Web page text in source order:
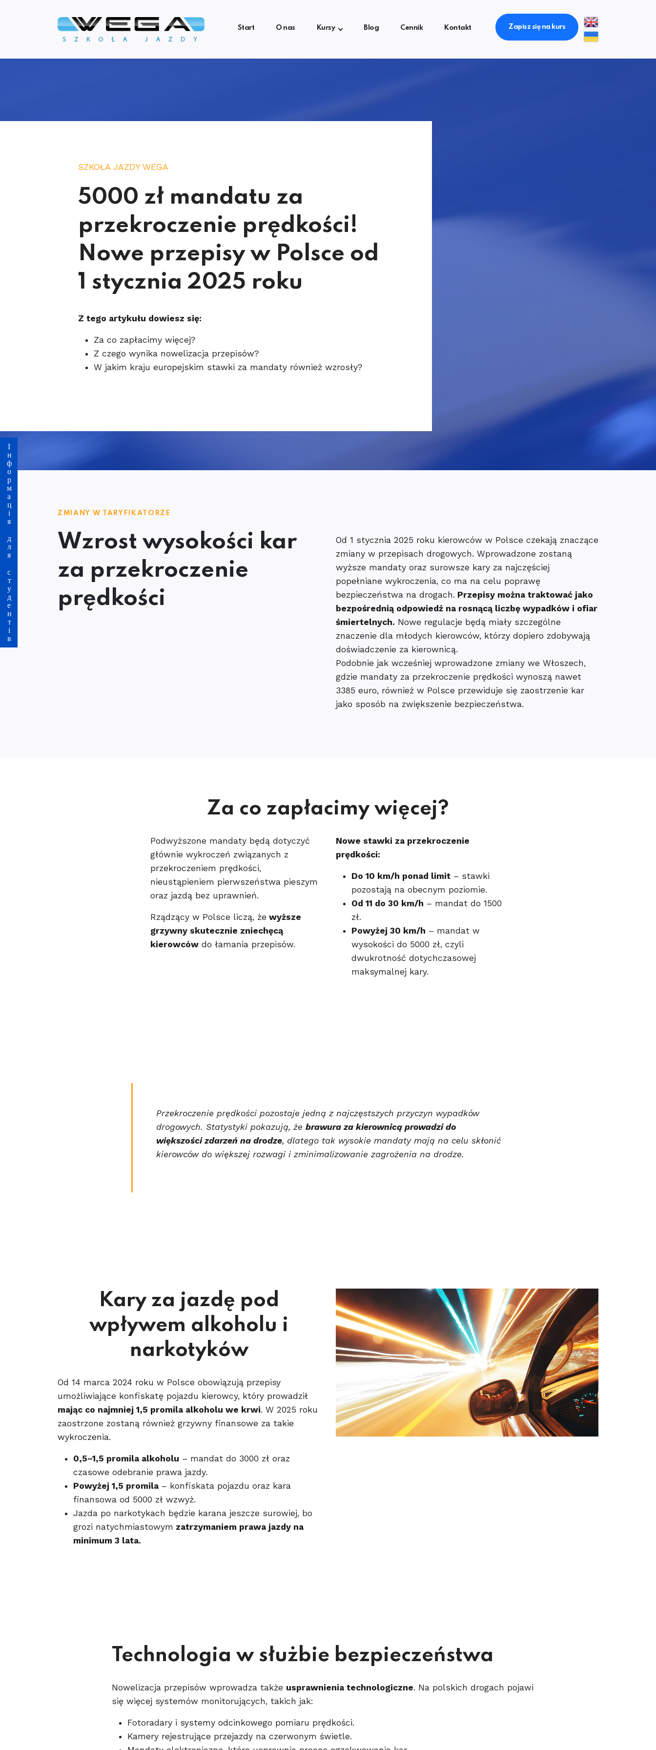
Start O nas Kursy Blog Cennik Kontakt Zapisz się na kurs
SZKOŁA JAZDY WEGA
5000 zł mandatu za
przekroczenie prędkości!
Nowe przepisy w Polsce od
1 stycznia 2025 roku
Z tego artykułu dowiesz się:
Za co zapłacimy więcej?
Z czego wynika nowelizacja przepisów?
W jakim kraju europejskim stawki za mandaty również wzrosły?
ZMIANY W TARYFIKATORZE
Wzrost wysokości kar
za przekroczenie
prędkości
Od 1 stycznia 2025 roku kierowców w Polsce czekają znaczące
zmiany w przepisach drogowych. Wprowadzone zostaną
wyższe mandaty oraz surowsze kary za najczęściej
popełniane wykroczenia, co ma na celu poprawę
bezpieczeństwa na drogach. Przepisy można traktować jako
bezpośrednią odpowiedź na rosnącą liczbę wypadków i ofiar
śmiertelnych. Nowe regulacje będą miały szczególne
znaczenie dla młodych kierowców, którzy dopiero zdobywają
doświadczenie za kierownicą.
Podobnie jak wcześniej wprowadzone zmiany we Włoszech,
gdzie mandaty za przekroczenie prędkości wynoszą nawet
3385 euro, również w Polsce przewiduje się zaostrzenie kar
jako sposób na zwiększenie bezpieczeństwa.
Za co zapłacimy więcej?
Podwyższone mandaty będą dotyczyć
głównie wykroczeń związanych z
przekroczeniem prędkości,
nieustąpieniem pierwszeństwa pieszym
oraz jazdą bez uprawnień.
Rządzący w Polsce liczą, że wyższe
grzywny skutecznie zniechęcą
kierowców do łamania przepisów.
Nowe stawki za przekroczenie
prędkości:
Do 10 km/h ponad limit – stawki
pozostają na obecnym poziomie.
Od 11 do 30 km/h – mandat do 1500
zł.
Powyżej 30 km/h – mandat w
wysokości do 5000 zł, czyli
dwukrotność dotychczasowej
maksymalnej kary.
Przekroczenie prędkości pozostaje jedną z najczęstszych przyczyn wypadków
drogowych. Statystyki pokazują, żebrawura za kierownicą prowadzi do
większości zdarzeń na drodze, dlatego tak wysokie mandaty mają na celu skłonić
kierowców do większej rozwagi i zminimalizowanie zagrożenia na drodze.
Kary za jazdę pod
wpływem alkoholu i
narkotyków
Od 14 marca 2024 roku w Polsce obowiązują przepisy
umożliwiające konfiskatę pojazdu kierowcy, który prowadził
mając co najmniej 1,5 promila alkoholu we krwi. W 2025 roku
zaostrzone zostaną również grzywny finansowe za takie
wykroczenia.
0,5–1,5 promila alkoholu – mandat do 3000 zł oraz
czasowe odebranie prawa jazdy.
Powyżej 1,5 promila – konfiskata pojazdu oraz kara
finansowa od 5000 zł wzwyż.
Jazda po narkotykach będzie karana jeszcze surowiej, bo
grozi natychmiastowym zatrzymaniem prawa jazdy na
minimum 3 lata.
Technologia w służbie bezpieczeństwa
Nowelizacja przepisów wprowadza także usprawnienia technologiczne. Na polskich drogach pojawi
się więcej systemów monitorujących, takich jak:
Fotoradary i systemy odcinkowego pomiaru prędkości.
Kamery rejestrujące przejazdy na czerwonym świetle.
Інформація для студентів